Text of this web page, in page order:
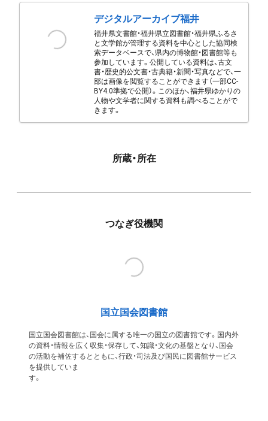
デジタルアーカイブ福井
福井県文書館・福井県立図書館・福井県ふるさ
と文学館が管理する資料を中心とした協同検
索データベースで、県内の博物館・図書館等も
参加しています。公開している資料は、古文
書・歴史的公文書・古典籍・新聞・写真などで、一
部は画像を閲覧することができます（一部CC-
BY4.0準拠で公開）。このほか、福井県ゆかりの
人物や文学者に関する資料も調べることがで
きます。
所蔵・所在
つなぎ役機関
国立国会図書館
国立国会図書館は、国会に属する唯一の国立の図書館です。国内外
の資料・情報を広く収集・保存して、知識・文化の基盤となり、国会
の活動を補佐するとともに、行政・司法及び国民に図書館サービス
を提供していま
す